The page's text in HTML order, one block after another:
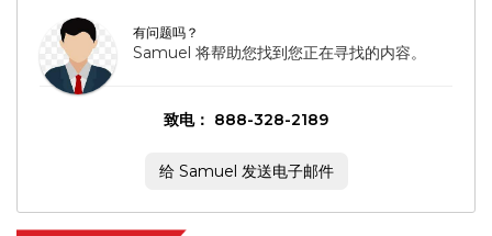
有问题吗？
Samuel 将帮助您找到您正在寻找的内容。
致电： 888-328-2189
给 Samuel 发送电子邮件